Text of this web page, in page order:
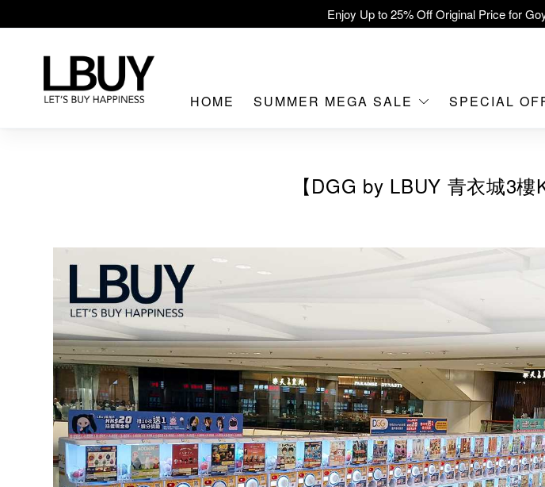
LBuy Exclusive : Hermès / Chanel
The 10,000 feet flagship store with Hermès、
LBuy receives Hong Kong IPD's
HOME SUMMER MEGA SALE SPECIAL
【DGG by LBUY 青衣城3